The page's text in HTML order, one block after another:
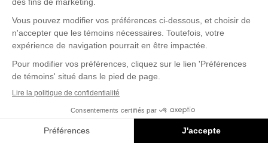
professionnels du
tourisme
Gestion des témoinsPolitique de confidentialité
Conditions d'utilisation Politique d'achat en ligne
© 2026 MUSÉE NATIONAL DES BEAUX-ARTS DU
QUÉBEC